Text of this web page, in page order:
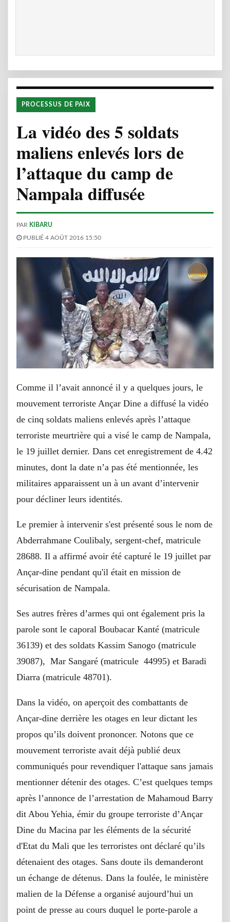
PROCESSUS DE PAIX
La vidéo des 5 soldats
maliens enlevés lors de
l’attaque du camp de
Nampala diffusée
PAR KIBARU
PUBLIÉ 4 AOÛT 2016 15:50
Comme il l’avait annoncé il y a quelques jours, le
mouvement terroriste Ançar Dine a diffusé la vidéo
de cinq soldats maliens enlevés après l’attaque
terroriste meurtrière qui a visé le camp de Nampala,
le 19 juillet dernier. Dans cet enregistrement de 4.42
minutes, dont la date n’a pas été mentionnée, les
militaires apparaissent un à un avant d’intervenir
pour décliner leurs identités.
Le premier à intervenir s'est présenté sous le nom de
Abderrahmane Coulibaly, sergent-chef, matricule
28688. Il a affirmé avoir été capturé le 19 juillet par
Ançar-dine pendant qu'il était en mission de
sécurisation de Nampala.
Ses autres frères d’armes qui ont également pris la
parole sont le caporal Boubacar Kanté (matricule
36139) et des soldats Kassim Sanogo (matricule
39087), Mar Sangaré (matricule 44995) et Baradi
Diarra (matricule 48701).
Dans la vidéo, on aperçoit des combattants de
Ançar-dine derrière les otages en leur dictant les
propos qu’ils doivent prononcer. Notons que ce
mouvement terroriste avait déjà publié deux
communiqués pour revendiquer l'attaque sans jamais
mentionner détenir des otages. C’est quelques temps
après l’annonce de l’arrestation de Mahamoud Barry
dit Abou Yehia, émir du groupe terroriste d’Ançar
Dine du Macina par les éléments de la sécurité
d'Etat du Mali que les terroristes ont déclaré qu’ils
détenaient des otages. Sans doute ils demanderont
un échange de détenus. Dans la foulée, le ministère
malien de la Défense a organisé aujourd’hui un
point de presse au cours duquel le porte-parole a